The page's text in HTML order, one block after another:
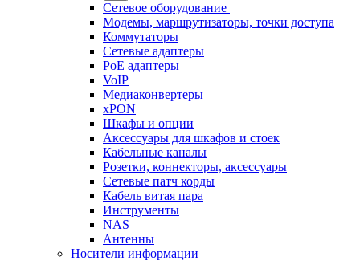
Сетевое оборудование
Модемы, маршрутизаторы, точки доступа
Коммутаторы
Сетевые адаптеры
PoE адаптеры
VoIP
Медиаконвертеры
xPON
Шкафы и опции
Аксессуары для шкафов и стоек
Кабельные каналы
Розетки, коннекторы, аксессуары
Сетевые патч корды
Кабель витая пара
Инструменты
NAS
Антенны
Носители информации